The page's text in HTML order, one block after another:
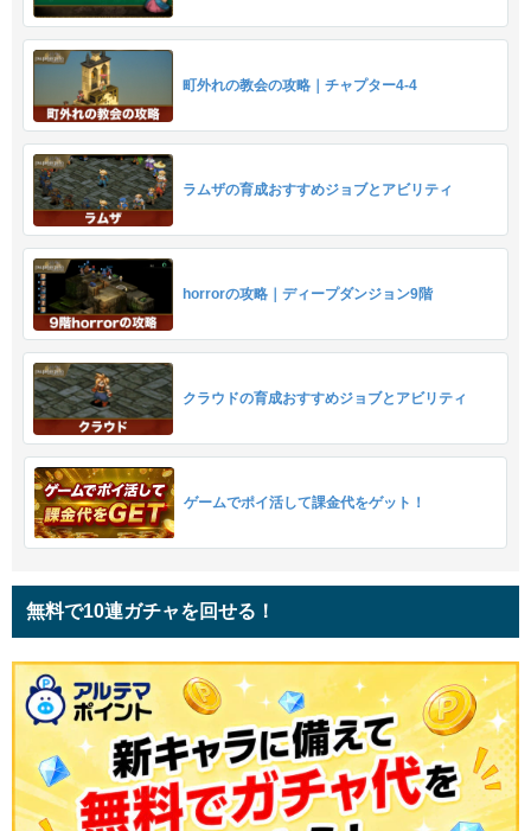
町外れの教会の攻略｜チャプター4-4
ラムザの育成おすすめジョブとアビリティ
horrorの攻略｜ディープダンジョン9階
クラウドの育成おすすめジョブとアビリティ
ゲームでポイ活して課金代をゲット！
無料で10連ガチャを回せる！